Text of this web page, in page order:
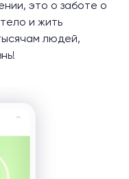
это о заботе о
и жить
людей,